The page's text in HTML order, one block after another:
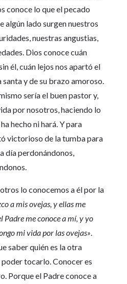
conoce lo que el pecado
algún lado surgen nuestros
nuestras angustias,
Dios conoce cuán
él, cuán lejos nos apartó el
santa y de su brazo amoroso.
sería el buen pastor y,
por nosotros, haciendo lo
hecho ni hará. Y para
victorioso de la tumba para
día perdonándonos,
lo conocemos a él por la
a mis ovejas, y ellas me
Padre me conoce a mí, y yo
mi vida por las ovejas».
saber quién es la otra
tocarlo. Conocer es
Porque el Padre conoce a